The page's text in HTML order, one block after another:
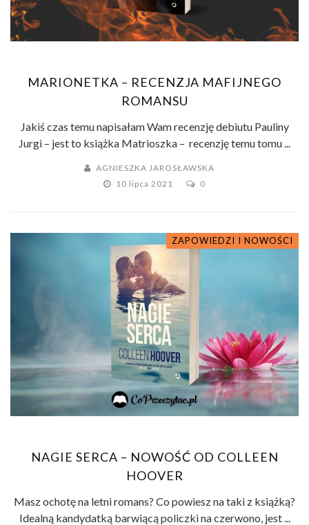
MARIONETKA – RECENZJA MAFIJNEGO
ROMANSU
Jakiś czas temu napisałam Wam recenzję debiutu Pauliny
Jurgi – jest to książka Matrioszka – recenzję temu tomu ...
AGNIESZKA JAROSŁAWSKA
10 lipca 2021
0
ZAPOWIEDZI I NOWOŚCI
NAGIE SERCA – NOWOŚĆ OD COLLEEN
HOOVER
Masz ochotę na letni romans? Co powiesz na taki z książką?
Idealną kandydatką barwiącą policzki na czerwono, jest ...